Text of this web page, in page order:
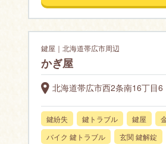
鍵屋｜北海道帯広市周辺
かぎ屋
北海道帯広市西2条南16丁目6
鍵紛失 鍵トラブル 鍵屋
バイク 鍵トラブル
玄関 鍵解錠